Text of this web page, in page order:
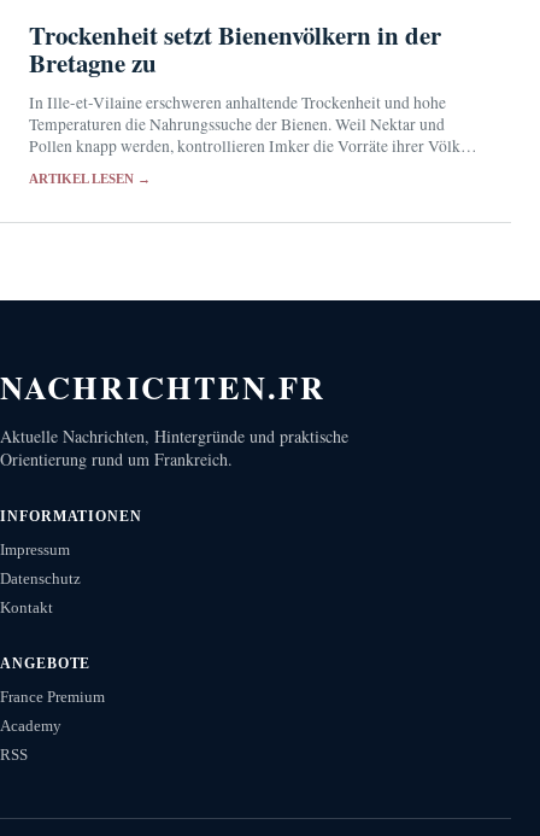
Trockenheit setzt Bienenvölkern in der
Bretagne zu
In Ille-et-Vilaine erschweren anhaltende Trockenheit und hohe
Temperaturen die Nahrungssuche der Bienen. Weil Nektar und
Pollen knapp werden, kontrollieren Imker die Vorräte ihrer Völker
ARTIKEL LESEN →
NACHRICHTEN.FR
Aktuelle Nachrichten, Hintergründe und praktische
Orientierung rund um Frankreich.
INFORMATIONEN
Impressum
Datenschutz
Kontakt
ANGEBOTE
France Premium
Academy
RSS